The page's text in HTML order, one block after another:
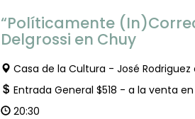
“Políticamente
Delgrossi en Chuy
Casa de la Cultura - José Rodriguez
Entrada General $518 - a la venta
20:30